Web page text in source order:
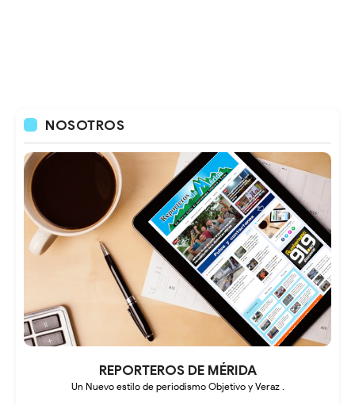
NOSOTROS
REPORTEROS DE MÉRIDA
Un Nuevo estilo de periodismo Objetivo y Veraz .